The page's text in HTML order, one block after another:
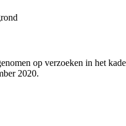
op verzoeken in het
2020.